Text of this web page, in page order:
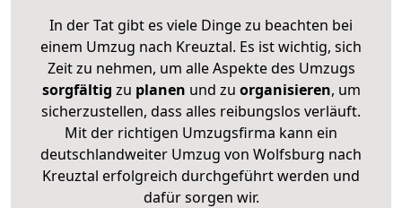
In der Tat gibt es viele Dinge zu beachten bei
einem Umzug nach Kreuztal. Es ist wichtig, sich
Zeit zu nehmen, um alle Aspekte des Umzugs
sorgfältig zu planen und zu organisieren, um
sicherzustellen, dass alles reibungslos verläuft.
Mit der richtigen Umzugsfirma kann ein
deutschlandweiter Umzug von Wolfsburg nach
Kreuztal erfolgreich durchgeführt werden und
dafür sorgen wir.